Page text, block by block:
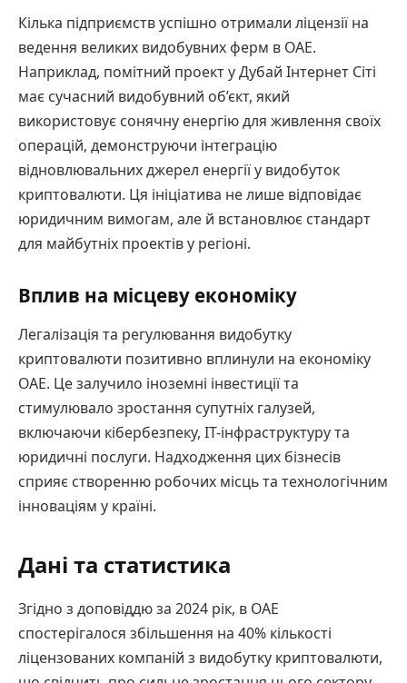
Кілька підприємств успішно отримали ліцензії на
ведення великих видобувних ферм в ОАЕ.
Наприклад, помітний проект у Дубай Інтернет Сіті
має сучасний видобувний об’єкт, який
використовує сонячну енергію для живлення своїх
операцій, демонструючи інтеграцію
відновлювальних джерел енергії у видобуток
криптовалюти. Ця ініціатива не лише відповідає
юридичним вимогам, але й встановлює стандарт
для майбутніх проектів у регіоні.
Вплив на місцеву економіку
Легалізація та регулювання видобутку
криптовалюти позитивно вплинули на економіку
ОАЕ. Це залучило іноземні інвестиції та
стимулювало зростання супутніх галузей,
включаючи кібербезпеку, IT-інфраструктуру та
юридичні послуги. Надходження цих бізнесів
сприяє створенню робочих місць та технологічним
інноваціям у країні.
Дані та статистика
Згідно з доповіддю за 2024 рік, в ОАЕ
спостерігалося збільшення на 40% кількості
ліцензованих компаній з видобутку криптовалюти,